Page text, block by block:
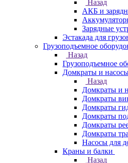
Назад
АКБ и
Зарядные
Эстакада для
Грузоподъемное
Назад
Грузоподъемное
Домкраты и
Назад
Домкраты и
Домкраты
Домкраты
Домкраты
Домкраты
Домкраты
Насосы для
Краны и балки
Назад